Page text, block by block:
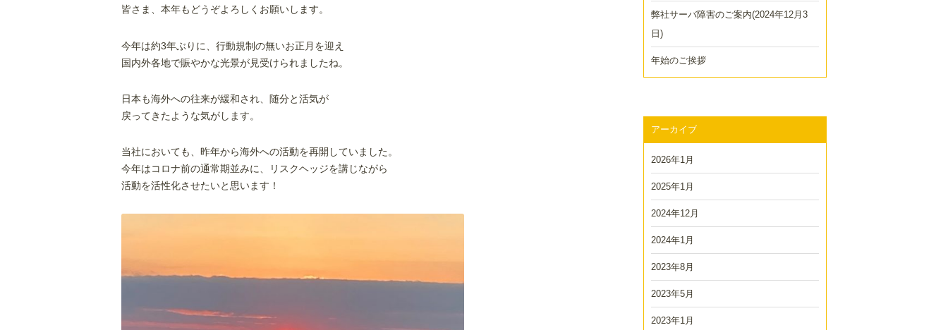
皆さま、本年もどうぞよろしくお願いします。
今年は約3年ぶりに、行動規制の無いお正月を迎え
国内外各地で賑やかな光景が見受けられましたね。
日本も海外への往来が緩和され、随分と活気が
戻ってきたような気がします。
当社においても、昨年から海外への活動を再開していました。
今年はコロナ前の通常期並みに、リスクヘッジを講じながら
活動を活性化させたいと思います！
弊社サーバ障害のご案内(2024年12月3
日)
年始のご挨拶
アーカイブ
2026年1月
2025年1月
2024年12月
2024年1月
2023年8月
2023年5月
2023年1月